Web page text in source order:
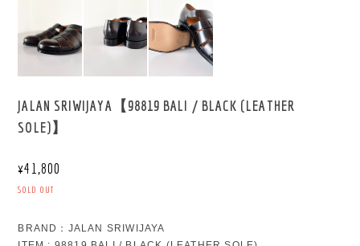
JALAN SRIWIJAYA【98819 BALI / BLACK (LEATHER
SOLE)】
¥41,800
SOLD OUT
BRAND：JALAN SRIWIJAYA